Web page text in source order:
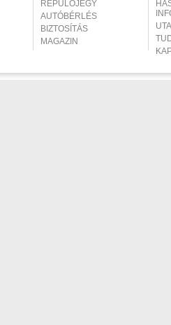
REPÜLŐJEGY
AUTÓBÉRLÉS
BIZTOSÍTÁS
MAGAZIN